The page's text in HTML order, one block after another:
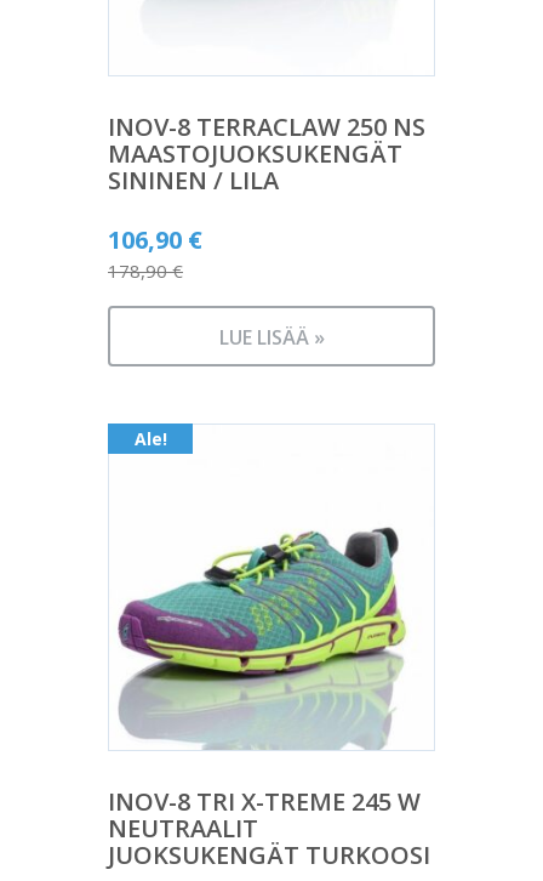
INOV-8 TERRACLAW 250 NS
MAASTOJUOKSUKENGÄT
SININEN / LILA
178,90€
Alkuperäinen
hinta
oli:
106,90 €
Nykyinen
on:
LUE LISÄÄ »
Ale!
INOV-8 TRI X-TREME 245 W
NEUTRAALIT
JUOKSUKENGÄT TURKOOSI